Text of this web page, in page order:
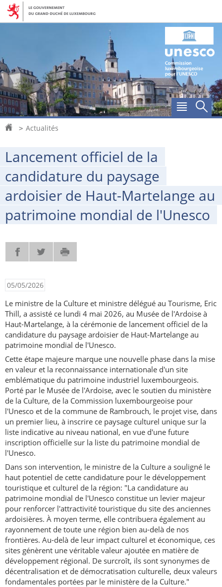
Aller
la
Aller
au
contenu
Accueil
> Actualités
Lancement officiel de la
candidature du paysage
ardoisier de Haut-Martelange au
patrimoine mondial de l'Unesco
PARTAGER SUR FACEBOOK
PARTAGER SUR TWITTER
05/05/2026
Le ministre de la Culture et ministre délégué au Tourisme, Eric
Thill, a assisté ce lundi 4 mai 2026, au Musée de l'Ardoise à
Haut-Martelange, à la cérémonie de lancement officiel de la
candidature du paysage ardoisier de Haut-Martelange au
patrimoine mondial de l'Unesco.
Cette étape majeure marque une nouvelle phase dans la mise
en valeur et la reconnaissance internationale d'un site
emblématique du patrimoine industriel luxembourgeois.
Porté par le Musée de l'Ardoise, avec le soutien du ministère
de la Culture, de la Commission luxembourgeoise pour
l'Unesco et de la commune de Rambrouch, le projet vise, dans
un premier lieu, à inscrire ce paysage culturel unique sur la
liste indicative au niveau national, en vue d'une future
inscription officielle sur la liste du patrimoine mondial de
l'Unesco.
Dans son intervention, le ministre de la Culture a souligné le
haut potentiel de cette candidature pour le développement
touristique et culturel de la région: "La candidature au
patrimoine mondial de l'Unesco constitue un levier majeur
pour renforcer l'attractivité touristique du site des anciennes
ardoisières. À moyen terme, elle contribuera également au
rayonnement de toute une région bien au-delà de nos
frontières. Au-delà de leur impact culturel et économique, ces
sites génèrent une véritable valeur ajoutée en matière de
développement régional. De surcroît, ils sont synonymes de
décentralisation et de démocratisation culturelle, deux valeurs
fondamentales portées par le ministère de la Culture."